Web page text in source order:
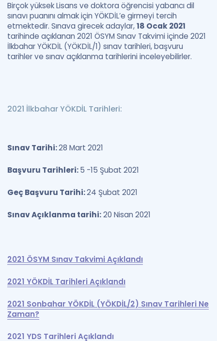
Birçok yüksek Lisans ve doktora öğrencisi yabancı dil
sınavı puanını almak için YÖKDİL’e girmeyi tercih
etmektedir. Sınava girecek adaylar,18 Ocak 2021
tarihinde açıklanan 2021 ÖSYM Sınav Takvimi içinde 2021
İlkbahar YÖKDİL (YÖKDİL/1) sınav tarihleri, başvuru
tarihler ve sınav açıklanma tarihlerini inceleyebilirler.
2021 İlkbahar YÖKDİL Tarihleri:
Sınav Tarihi:28 Mart 2021
Başvuru Tarihleri:5 -15 Şubat 2021
Geç Başvuru Tarihi:24 Şubat 2021
Sınav Açıklanma tarihi:20 Nisan 2021
2021 ÖSYM Sınav Takvimi Açıklandı
2021 YÖKDİL Tarihleri Açıklandı
2021 Sonbahar YÖKDİL (YÖKDİL/2) Sınav Tarihleri Ne
Zaman?
2021 YDS Tarihleri Açıklandı